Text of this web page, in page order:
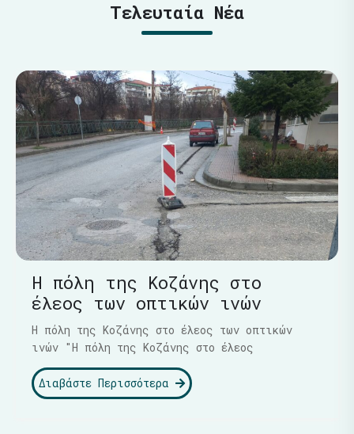
Τελευταία Νέα
Η πόλη της Κοζάνης στο
έλεος των οπτικών ινών
Η πόλη της Κοζάνης στο έλεος των οπτικών
ινών "Η πόλη της Κοζάνης στο έλεος
Διαβάστε Περισσότερα